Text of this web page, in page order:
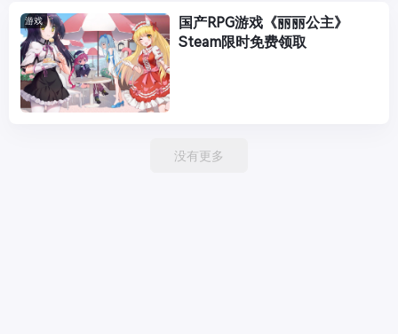
游戏
国产RPG游戏《丽丽公主》
Steam限时免费领取
没有更多